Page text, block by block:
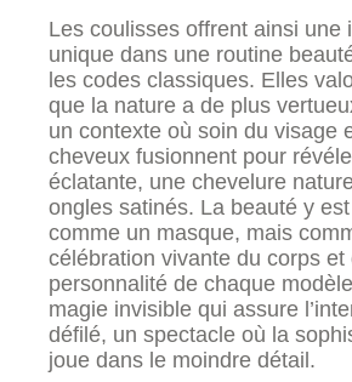
Les coulisses offrent ainsi une
unique dans une routine
les codes classiques. Elles
que la nature a de plus
un contexte où soin du visage
cheveux fusionnent pour
éclatante, une chevelure
ongles satinés. La beauté y
comme un masque, mais
célébration vivante du corps et
personnalité de chaque
magie invisible qui assure
défilé, un spectacle où la
joue dans le moindre détail.